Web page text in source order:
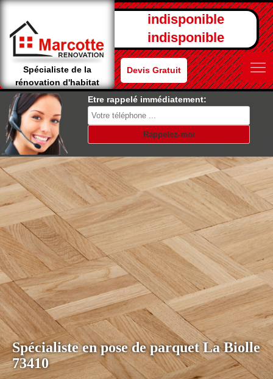
Spécialiste de la
rénovation d'habitat
indisponible
indisponible
Devis Gratuit
Etre rappelé immédiatement:
Spécialiste en pose de parquet La Biolle
73410